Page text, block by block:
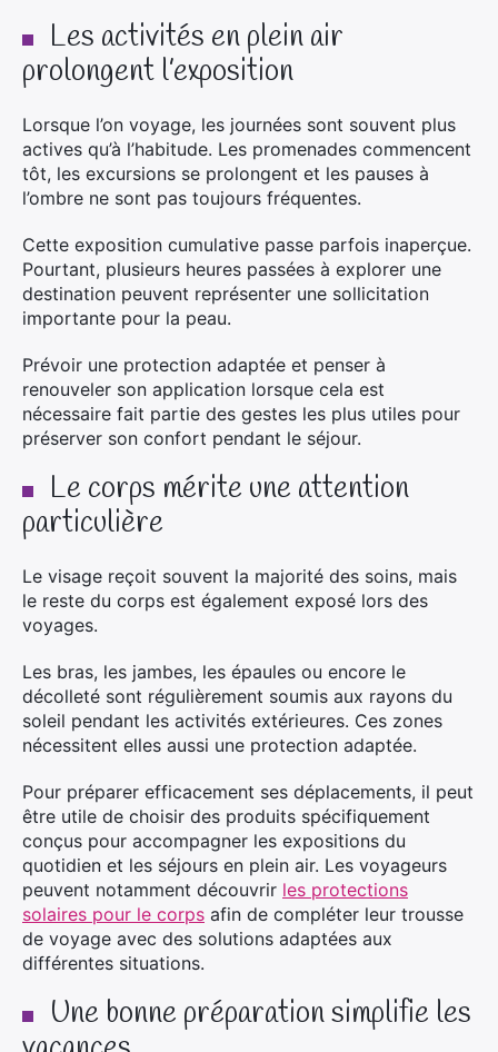
Les activités en plein air
prolongent l’exposition
Lorsque l’on voyage, les journées sont souvent plus
actives qu’à l’habitude. Les promenades commencent
tôt, les excursions se prolongent et les pauses à
l’ombre ne sont pas toujours fréquentes.
Cette exposition cumulative passe parfois inaperçue.
Pourtant, plusieurs heures passées à explorer une
destination peuvent représenter une sollicitation
importante pour la peau.
Prévoir une protection adaptée et penser à
renouveler son application lorsque cela est
nécessaire fait partie des gestes les plus utiles pour
préserver son confort pendant le séjour.
Le corps mérite une attention
particulière
Le visage reçoit souvent la majorité des soins, mais
le reste du corps est également exposé lors des
voyages.
Les bras, les jambes, les épaules ou encore le
décolleté sont régulièrement soumis aux rayons du
soleil pendant les activités extérieures. Ces zones
nécessitent elles aussi une protection adaptée.
Pour préparer efficacement ses déplacements, il peut
être utile de choisir des produits spécifiquement
conçus pour accompagner les expositions du
quotidien et les séjours en plein air. Les voyageurs
peuvent notamment découvrir les protections
solaires pour le corps afin de compléter leur trousse
de voyage avec des solutions adaptées aux
différentes situations.
Une bonne préparation simplifie les